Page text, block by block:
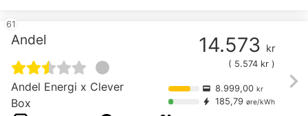
chevron_right
61
Andel
Andel Energi x Clever
Box
14.573 kr
( 5.574 kr )
credit_card 8.999,00 kr
bolt 185,79 øre/kWh